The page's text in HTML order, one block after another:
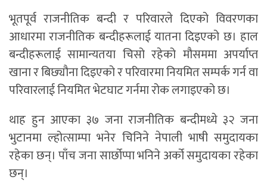
भूतपूर्व राजनीतिक बन्दी र परिवारले दिएको विवरणका
आधारमा राजनीतिक बन्दीहरूलाई यातना दिइएको छ। हाल
बन्दीहरूलाई सामान्यतया चिसो रहेको मौसममा अपर्याप्त
खाना र बिछ्यौना दिइएको र परिवारमा नियमित सम्पर्क गर्न वा
परिवारलाई नियमित भेटघाट गर्नमा रोक लगाइएको छ।
थाह हुन आएका ३७ जना राजनीतिक बन्दीमध्ये ३२ जना
भुटानमा ल्होत्साम्पा भनेर चिनिने नेपाली भाषी समुदायका
रहेका छन्। पाँच जना सार्छोप्पा भनिने अर्को समुदायका रहेका
छन्।